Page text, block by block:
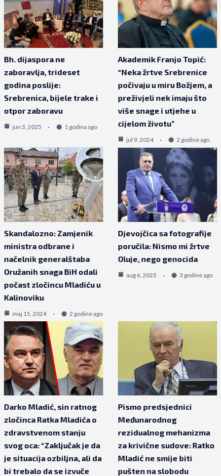
Bh. dijaspora ne
zaboravlja, trideset
godina poslije:
Srebrenica, bijele trake i
otpor zaboravu
jun 3, 2025 1 godina ago
Akademik Franjo Topić:
“Neka žrtve Srebrenice
počivaju u miru Božjem, a
preživjeli nek imaju što
više snage i utjehe u
cijelom životu”
jul 9, 2024 2 godine ago
Skandalozno: Zamjenik
ministra odbrane i
načelnik generalštaba
Oružanih snaga BiH odali
počast zločincu Mladiću u
Kalinoviku
maj 15, 2024 2 godine ago
Djevojčica sa fotografije
poručila: Nismo mi žrtve
Oluje, nego genocida
aug 6, 2023 3 godine ago
Darko Mladić, sin ratnog
zločinca Ratka Mladića o
zdravstvenom stanju
svog oca: “Zaključak je da
je situacija ozbiljna, ali da
bi trebalo da se izvuče
Pismo predsjednici
Međunarodnog
rezidualnog mehanizma
za krivične sudove: Ratko
Mladić ne smije biti
pušten na slobodu